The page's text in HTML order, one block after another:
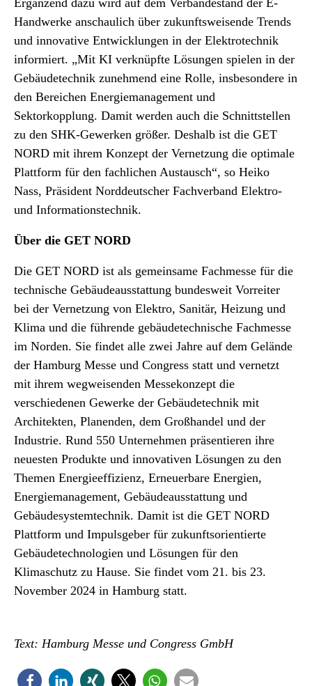
Ergänzend dazu wird auf dem Verbändestand der E-
Handwerke anschaulich über zukunftsweisende Trends
und innovative Entwicklungen in der Elektrotechnik
informiert. „Mit KI verknüpfte Lösungen spielen in der
Gebäudetechnik zunehmend eine Rolle, insbesondere in
den Bereichen Energiemanagement und
Sektorkopplung. Damit werden auch die Schnittstellen
zu den SHK-Gewerken größer. Deshalb ist die GET
NORD mit ihrem Konzept der Vernetzung die optimale
Plattform für den fachlichen Austausch“, so Heiko
Nass, Präsident Norddeutscher Fachverband Elektro-
und Informationstechnik.
Über die GET NORD
Die GET NORD ist als gemeinsame Fachmesse für die
technische Gebäudeausstattung bundesweit Vorreiter
bei der Vernetzung von Elektro, Sanitär, Heizung und
Klima und die führende gebäudetechnische Fachmesse
im Norden. Sie findet alle zwei Jahre auf dem Gelände
der Hamburg Messe und Congress statt und vernetzt
mit ihrem wegweisenden Messekonzept die
verschiedenen Gewerke der Gebäudetechnik mit
Architekten, Planenden, dem Großhandel und der
Industrie. Rund 550 Unternehmen präsentieren ihre
neuesten Produkte und innovativen Lösungen zu den
Themen Energieeffizienz, Erneuerbare Energien,
Energiemanagement, Gebäudeausstattung und
Gebäudesystemtechnik. Damit ist die GET NORD
Plattform und Impulsgeber für zukunftsorientierte
Gebäudetechnologien und Lösungen für den
Klimaschutz zu Hause. Sie findet vom 21. bis 23.
November 2024 in Hamburg statt.
Text: Hamburg Messe und Congress GmbH